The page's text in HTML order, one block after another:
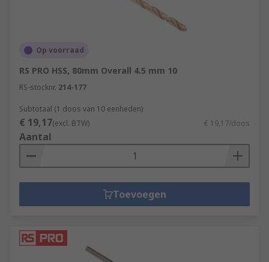
Op voorraad
RS PRO HSS, 80mm Overall 4.5 mm 10
RS-stocknr. 214-177
Subtotaal (1 doos van 10 eenheden)
€ 19,17(excl. BTW) € 19,17/doos
Aantal
Toevoegen